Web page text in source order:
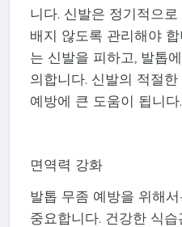
니다. 신발은 정기적으
배지 않도록 관리해야
는 신발을 피하고, 발톱
의합니다. 신발의 적절
예방에 큰 도움이 됩니다.
면역력 강화
발톱 무좀 예방을 위해
중요합니다. 건강한 식